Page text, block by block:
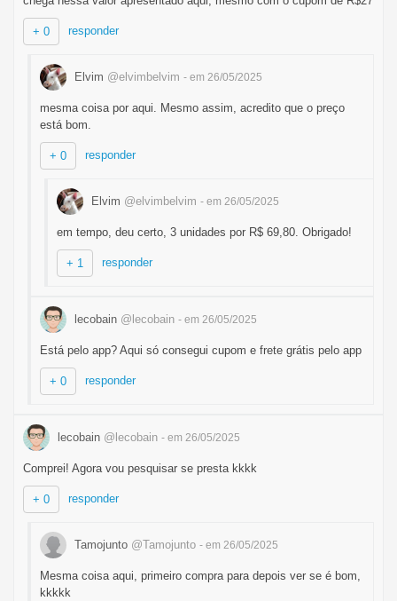
+ 0 responder
Elvim @elvimbelvim - em 26/05/2025
mesma coisa por aqui. Mesmo assim, acredito que o preço
está bom.
+ 0 responder
Elvim @elvimbelvim - em 26/05/2025
em tempo, deu certo, 3 unidades por R$ 69,80. Obrigado!
+ 1 responder
lecobain @lecobain - em 26/05/2025
Está pelo app? Aqui só consegui cupom e frete grátis pelo app
+ 0 responder
lecobain @lecobain - em 26/05/2025
Comprei! Agora vou pesquisar se presta kkkk
+ 0 responder
Tamojunto @Tamojunto - em 26/05/2025
Mesma coisa aqui, primeiro compra para depois ver se é bom,
kkkkk